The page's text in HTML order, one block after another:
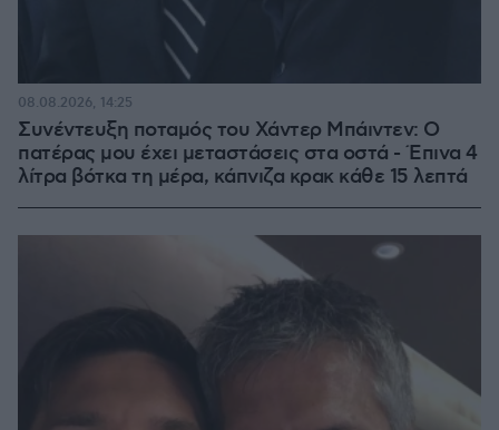
Συνέντευξη ποταμός του Χάντερ Μπάιντεν: Ο
πατέρας μου έχει μεταστάσεις στα οστά - Έπινα 4
λίτρα βότκα τη μέρα, κάπνιζα κρακ κάθε 15 λεπτά
08.08.2026, 14:25